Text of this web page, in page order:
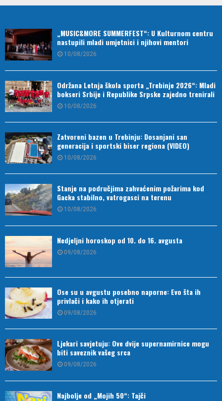
„MUSIC&MORE SUMMERFEST“: U Kulturnom centru
nastupili mladi umjetnici i njihovi mentori
10/08/2026
Održana Letnja škola sporta „Trebinje 2026“: Mladi
bokseri Srbije i Republike Srpske zajedno trenirali
10/08/2026
Zatvoreni bazen u Trebinju: Dosanjani san
generacija i sportski biser regiona (VIDEO)
10/08/2026
Stanje na područjima zahvaćenim požarima kod
Gacka stabilno, vatrogasci na terenu
10/08/2026
Nedjeljni horoskop od 10. do 16. avgusta
09/08/2026
Ose su u avgustu posebno naporne: Evo šta ih
privlači i kako ih otjerati
09/08/2026
Ljekari savjetuju: Ove dvije supernamirnice mogu
biti saveznik vašeg srca
09/08/2026
Najbolje od „Mojih 50“: Tajči